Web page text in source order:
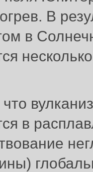
В
в
в